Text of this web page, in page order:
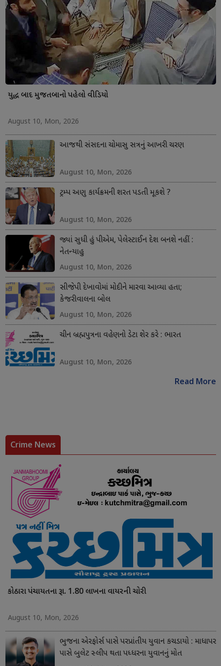
યુદ્ધ બાદ મુજતબાનો પહેલો વીડિયો
August 10, Mon, 2026
આજથી સંસદના ચોમાસુ સત્રનું આખરી ચરણ
August 10, Mon, 2026
ટ્રમ્પ અણુ કાર્યક્રમની શરત પડતી મૂકશે ?
August 10, Mon, 2026
જ્યાં સુધી હું પીએમ, પેલેસ્ટાઈન દેશ બનશે નહીં :
નેતન્યાહુ
August 10, Mon, 2026
સીજેપી દેખાવોમાં મોદીને મારવા આવ્યા હતા;
કેજરીવાલના બોલ
August 10, Mon, 2026
ચીન બ્રહ્મપુત્રના વહેણનો ડેટા શેર કરે : ભારત
August 10, Mon, 2026
Read More
Crime News
કોઠારા પંચાયતના રૂા. 1.80 લાખના વાયરની ચોરી
August 10, Mon, 2026
ભુજના એરફોર્સ પાસે પરપ્રાંતીય યુવાન કચડાયો : માધાપર
પાસે બુલેટ સ્લીપ થતા પધ્ધરના યુવાનનું મોત